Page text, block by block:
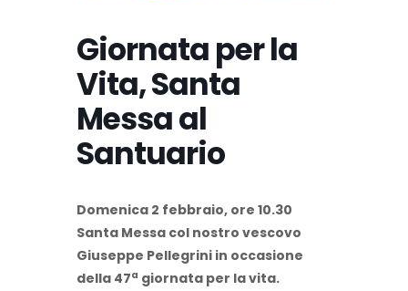
Giornata per la
Vita, Santa
Messa al
Santuario
Domenica 2 febbraio, ore 10.30
Santa Messa col nostro vescovo
Giuseppe Pellegrini in occasione
della 47a giornata per la vita.